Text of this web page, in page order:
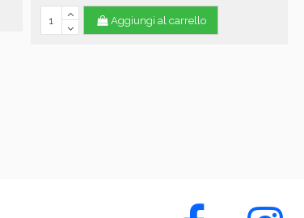
Aggiungi al carrello